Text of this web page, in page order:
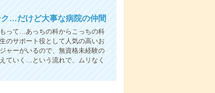
…だけど大事な病院の仲間
って…あっちの科からこっちの科
のサポート役として人気の高いお
ャーがいるので、無資格未経験の
ていく…という流れで、ムリなく